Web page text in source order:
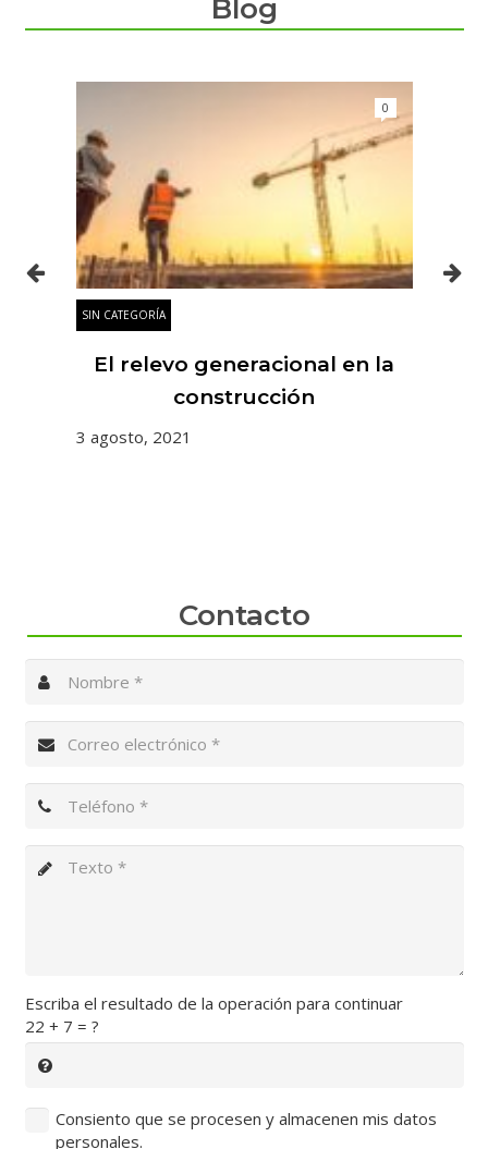
Blog
0
SIN CATEGORÍA
El relevo generacional en la
construcción
3 agosto, 2021
Contacto
Escriba el resultado de la operación para continuar
22 + 7 = ?
Consiento que se procesen y almacenen mis datos
personales.